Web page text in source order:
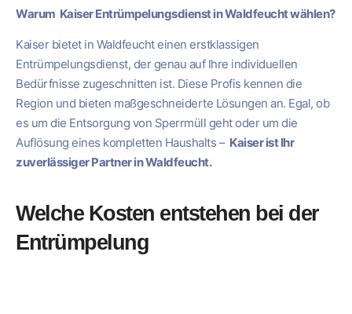
Warum Kaiser Entrümpelungsdienst in Waldfeucht wählen?
Kaiser bietet in Waldfeucht einen erstklassigen
Entrümpelungsdienst, der genau auf Ihre individuellen
Bedürfnisse zugeschnitten ist. Diese Profis kennen die
Region und bieten maßgeschneiderte Lösungen an. Egal, ob
es um die Entsorgung von Sperrmüll geht oder um die
Auflösung eines kompletten Haushalts – Kaiser ist Ihr
zuverlässiger Partner in Waldfeucht.
Welche Kosten entstehen bei der
Entrümpelung